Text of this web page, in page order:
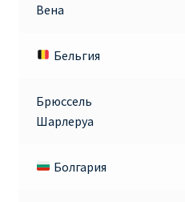
АВИАБИЛЕТЫ ВИЛЬНЮС
АВИАБИЛЕТЫ ХЕЛЬСИНКИ
Акции RYANAIR из Варшавы
Вена
Бельгия
Брюссель
Шарлеруа
Болгария